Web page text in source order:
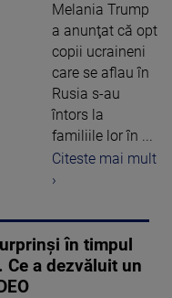
Melania Trump
a anunţat că opt
copii ucraineni
care se aflau în
Rusia s-au
întors la
familiile lor în ...
Citeste mai mult
›
în timpul
a dezvăluit un